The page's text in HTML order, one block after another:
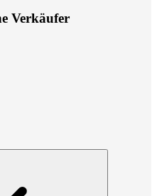
Verkäufer